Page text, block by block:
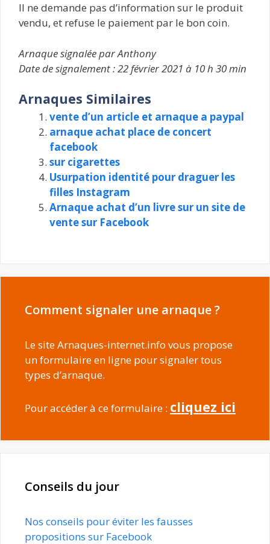
Il ne demande pas d’information sur le produit
vendu, et refuse le paiement par le bon coin.
Arnaque signalée par Anthony
Date de signalement : 22 février 2021 à 10 h 30 min
Arnaques Similaires
vente d’un article et arnaque a paypal
arnaque achat place de concert
facebook
sur cigarettes
Usurpation identité pour draguer les
filles Instagram
Arnaque achat d’un livre sur un site de
vente sur Facebook
Comment signaler une arnaque ?
Le site Arnaques-internet.info vous propose
un formulaire en ligne pour signaler tous
types d’arnaque.
Pour accéder à ce formulaire : cliquez ici
Conseils du jour
Nos conseils pour éviter les fausses
propositions sur Facebook